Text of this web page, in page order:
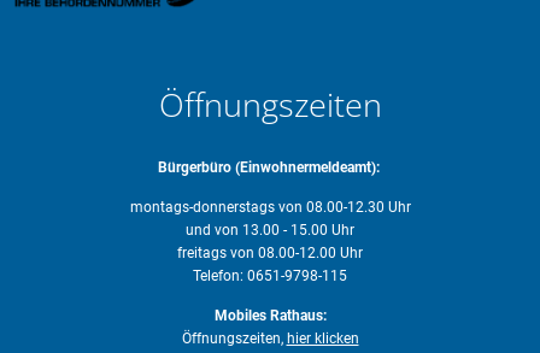
Öffnungszeiten
Bürgerbüro (Einwohnermeldeamt):
montags-donnerstags von 08.00-12.30 Uhr
und von 13.00 - 15.00 Uhr
freitags von 08.00-12.00 Uhr
Telefon: 0651-9798-115
Mobiles Rathaus:
Öffnungszeiten, hier klicken